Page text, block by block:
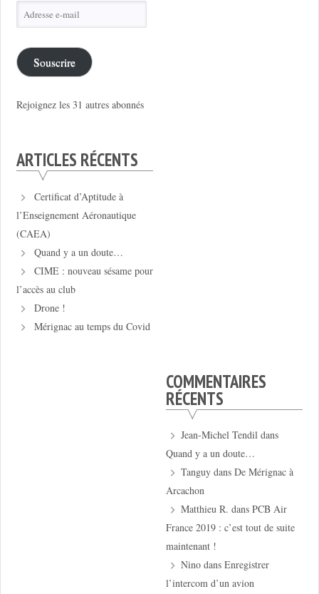
Adresse
e-
mail
Souscrire
Rejoignez les 31 autres abonnés
ARTICLES RÉCENTS
Certificat d’Aptitude à
l’Enseignement Aéronautique
(CAEA)
Quand y a un doute…
CIME : nouveau sésame pour
l’accès au club
Drone !
Mérignac au temps du Covid
COMMENTAIRES
RÉCENTS
Jean-Michel Tendildans
Quand y a un doute…
Tanguydans De Mérignac à
Arcachon
Matthieu R. dans PCB Air
France 2019 : c’est tout de suite
maintenant !
Ninodans Enregistrer
l’intercom d’un avion